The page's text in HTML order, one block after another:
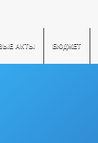
АКТЫ БЮДЖЕТ